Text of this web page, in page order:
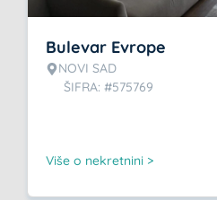
Bulevar Evrope
NOVI SAD
ŠIFRA: #575769
Više o nekretnini >